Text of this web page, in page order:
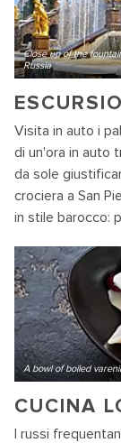
Close up of the
Russia
Visita in auto i
di un'ora in auto
da sole
crociera a San
in stile barocco:
A bowl of boiled
CUCINA
I russi